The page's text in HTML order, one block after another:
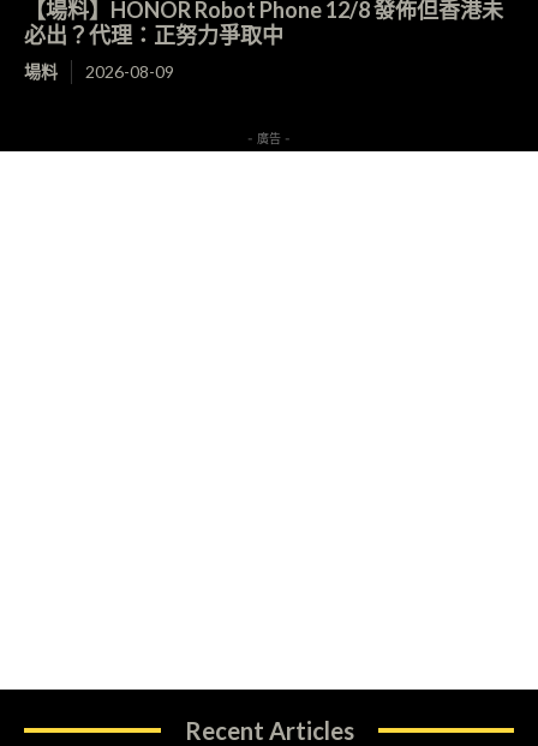
【場料】HONOR Robot Phone 12/8 發佈但香港未
必出？代理：正努力爭取中
場料 2026-08-09
- 廣告 -
Recent Articles